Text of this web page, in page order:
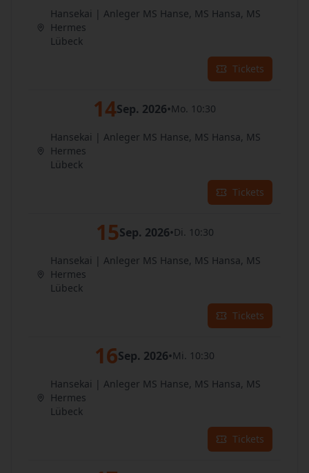
Hansekai | Anleger MS Hanse, MS Hansa, MS
Hermes
Lübeck
Tickets
14Sep. 2026•Mo. 10:30
Hansekai | Anleger MS Hanse, MS Hansa, MS
Hermes
Lübeck
Tickets
15Sep. 2026•Di. 10:30
Hansekai | Anleger MS Hanse, MS Hansa, MS
Hermes
Lübeck
Tickets
16Sep. 2026•Mi. 10:30
Hansekai | Anleger MS Hanse, MS Hansa, MS
Hermes
Lübeck
Tickets